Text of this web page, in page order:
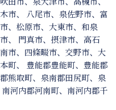
市、 八尾市、泉佐野市、富
、松原市、大東市、和泉
、 門真市、摂津市、高石
市、四條畷市、交野市、大
町、 豊能郡豊能町、豊能郡
熊取町、泉南郡田尻町、泉
河内郡河南町、南河内郡千